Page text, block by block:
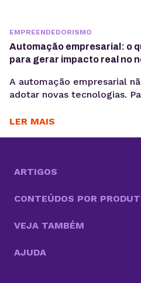
EMPREENDEDORISMO
Automação empresarial: o
para gerar impacto real no
A automação empresarial
adotar novas tecnologias.
trabalho que reduzam
tarefas necessárias para
LER MAIS
ARTIGOS
CONTEÚDOS POR
VEJA TAMBÉM
AJUDA